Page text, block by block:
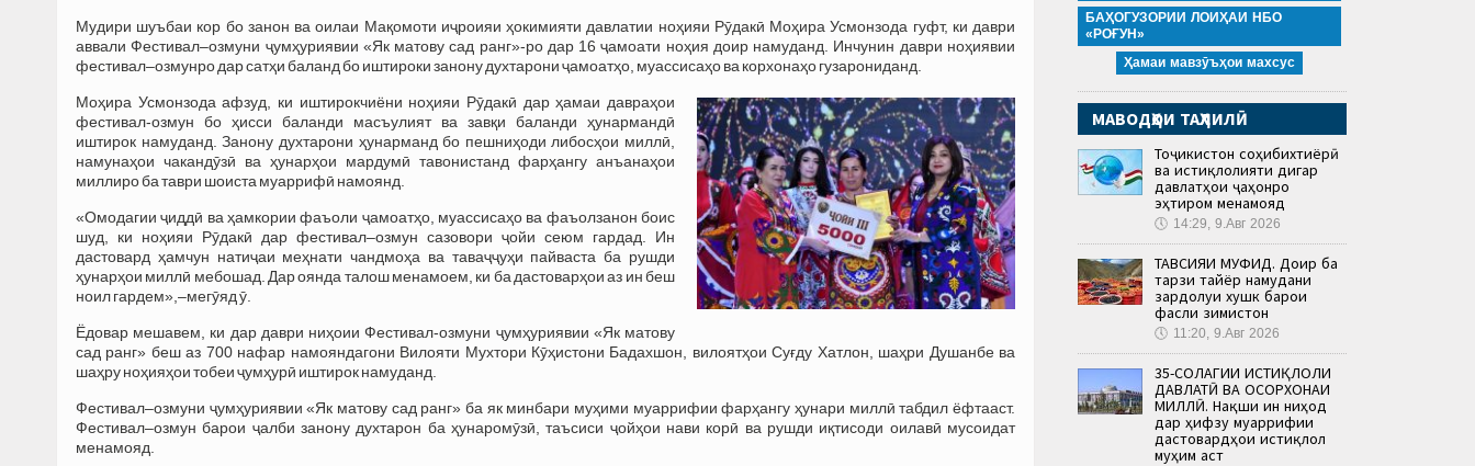
Мудири шуъбаи кор бо занон ва оилаи Мақомоти иҷроияи ҳокимияти давлатии ноҳияи Рӯдакӣ Моҳира Усмонзода гуфт, ки даври
аввали Фестивал–озмуни ҷумҳуриявии «Як матову сад ранг»-ро дар 16 ҷамоати ноҳия доир намуданд. Инчунин даври ноҳиявии
фестивал–озмунро дар сатҳи баланд бо иштироки занону духтарони ҷамоатҳо, муассисаҳо ва корхонаҳо гузарониданд.
Моҳира Усмонзода афзуд, ки иштирокчиёни ноҳияи Рӯдакӣ дар ҳамаи давраҳои
фестивал-озмун бо ҳисси баланди масъулият ва завқи баланди ҳунармандӣ
иштирок намуданд. Занону духтарони ҳунарманд бо пешниҳоди либосҳои миллӣ,
намунаҳои чакандӯзӣ ва ҳунарҳои мардумӣ тавонистанд фарҳангу анъанаҳои
миллиро ба таври шоиста муаррифӣ намоянд.
«Омодагии ҷиддӣ ва ҳамкории фаъоли ҷамоатҳо, муассисаҳо ва фаъолзанон боис
шуд, ки ноҳияи Рӯдакӣ дар фестивал–озмун сазовори ҷойи сеюм гардад. Ин
дастовард ҳамчун натиҷаи меҳнати чандмоҳа ва таваҷҷуҳи пайваста ба рушди
ҳунарҳои миллӣ мебошад. Дар оянда талош менамоем, ки ба дастоварҳои аз ин беш
ноил гардем»,–мегӯяд ӯ.
Ёдовар мешавем, ки дар даври ниҳоии Фестивал-озмуни ҷумҳуриявии «Як матову
сад ранг» беш аз 700 нафар намояндагони Вилояти Мухтори Кӯҳистони Бадахшон, вилоятҳои Суғду Хатлон, шаҳри Душанбе ва
шаҳру ноҳияҳои тобеи ҷумҳурӣ иштирок намуданд.
Фестивал–озмуни ҷумҳуриявии «Як матову сад ранг» ба як минбари муҳими муаррифии фарҳангу ҳунари миллӣ табдил ёфтааст.
Фестивал–озмун барои ҷалби занону духтарон ба ҳунаромӯзӣ, таъсиси ҷойҳои нави корӣ ва рушди иқтисоди оилавӣ мусоидат
менамояд.
БАҲОГУЗОРИИ ЛОИҲАИ НБО
«РОҒУН»
Ҳамаи мавзӯъҳои махсус
МАВОДҲОИ ТАҲЛИЛӢ
Тоҷикистон соҳибихтиёрӣ
ва истиқлолияти дигар
давлатҳои ҷаҳонро
эҳтиром менамояд
🕔 14:29, 9.Авг 2026
ТАВСИЯИ МУФИД. Доир ба
тарзи тайёр намудани
зардолуи хушк барои
фасли зимистон
🕔 11:20, 9.Авг 2026
35-СОЛАГИИ ИСТИҚЛОЛИ
ДАВЛАТӢ ВА ОСОРХОНАИ
МИЛЛӢ. Нақши ин ниҳод
дар ҳифзу муаррифии
дастовардҳои истиқлол
муҳим аст